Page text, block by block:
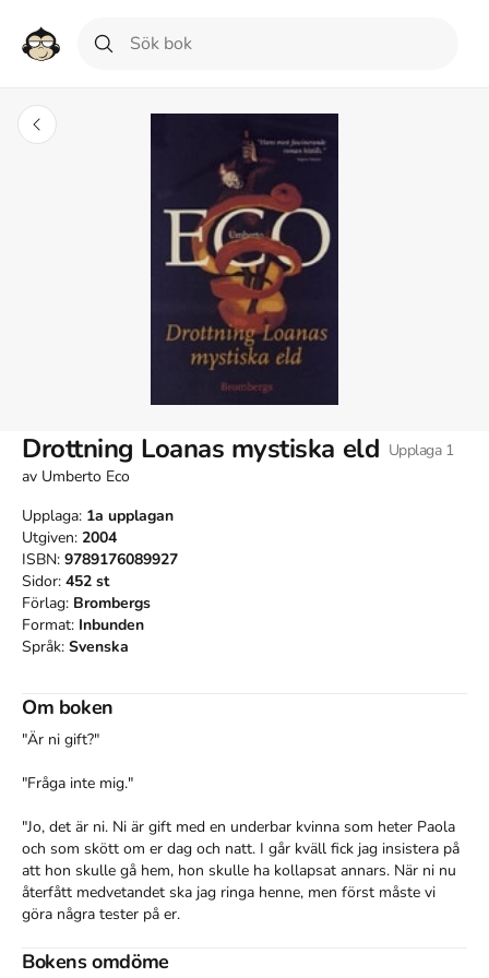
Drottning Loanas mystiska eld Upplaga 1
av Umberto Eco
Upplaga: 1a upplagan
Utgiven: 2004
ISBN: 9789176089927
Sidor: 452 st
Förlag: Brombergs
Format: Inbunden
Språk: Svenska
Om boken
"Är ni gift?"
"Fråga inte mig."
"Jo, det är ni. Ni är gift med en underbar kvinna som heter Paola
och som skött om er dag och natt. I går kväll fick jag insistera på
att hon skulle gå hem, hon skulle ha kollapsat annars. När ni nu
återfått medvetandet ska jag ringa henne, men först måste vi
göra några tester på er.
"Tänk om jag förväxlar henne med en hatt?"
Bokens omdöme